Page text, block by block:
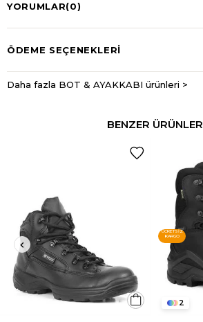
YORUMLAR(0)
ÖDEME SEÇENEKLERI
Daha fazla BOT & AYAKKABI ürünleri >
BENZER ÜRÜNLER
2
ÜCRETSIZ
KARGO